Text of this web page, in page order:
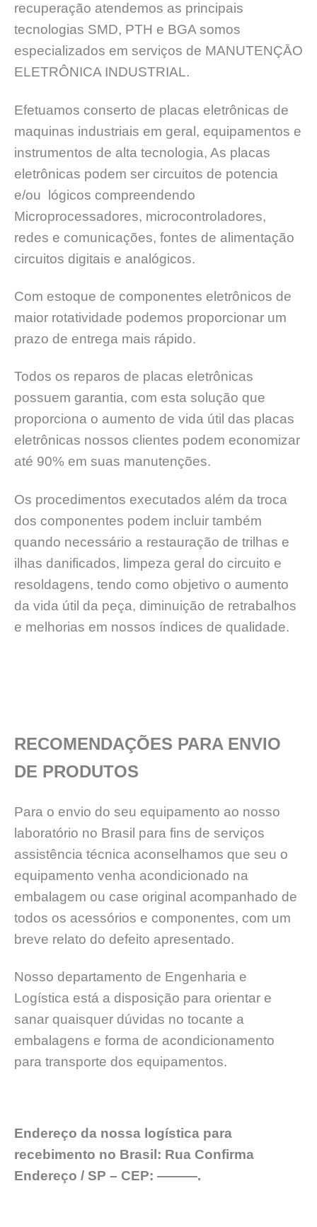
recuperação atendemos as principais
tecnologias SMD, PTH e BGA somos
especializados em serviços de MANUTENÇĀO
ELETRÔNICA INDUSTRIAL.
Efetuamos conserto de placas eletrônicas de
maquinas industriais em geral, equipamentos e
instrumentos de alta tecnologia, As placas
eletrônicas podem ser circuitos de potencia
e/ou lógicos compreendendo
Microprocessadores, microcontroladores,
redes e comunicações, fontes de alimentação
circuitos digitais e analógicos.
Com estoque de componentes eletrônicos de
maior rotatividade podemos proporcionar um
prazo de entrega mais rápido.
Todos os reparos de placas eletrônicas
possuem garantia, com esta solução que
proporciona o aumento de vida útil das placas
eletrônicas nossos clientes podem economizar
até 90% em suas manutenções.
Os procedimentos executados além da troca
dos componentes podem incluir também
quando necessário a restauração de trilhas e
ilhas danificados, limpeza geral do circuito e
resoldagens, tendo como objetivo o aumento
da vida útil da peça, diminuição de retrabalhos
e melhorias em nossos índices de qualidade.
RECOMENDAÇÕES PARA ENVIO
DE PRODUTOS
Para o envio do seu equipamento ao nosso
laboratório no Brasil para fins de serviços
assistência técnica aconselhamos que seu o
equipamento venha acondicionado na
embalagem ou case original acompanhado de
todos os acessórios e componentes, com um
breve relato do defeito apresentado.
Nosso departamento de Engenharia e
Logística está a disposição para orientar e
sanar quaisquer dúvidas no tocante a
embalagens e forma de acondicionamento
para transporte dos equipamentos.
Endereço da nossa logística para
recebimento no Brasil: Rua Confirma
Endereço / SP – CEP: ———.